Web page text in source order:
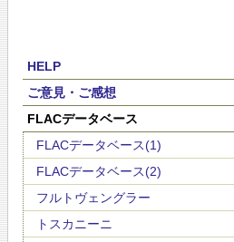
HELP
ご意見・ご感想
FLACデータベース
FLACデータベース(1)
FLACデータベース(2)
フルトヴェングラー
トスカニーニ